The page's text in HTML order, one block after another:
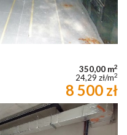
350,00 m2
24,29 zł/m2
8 500 zł